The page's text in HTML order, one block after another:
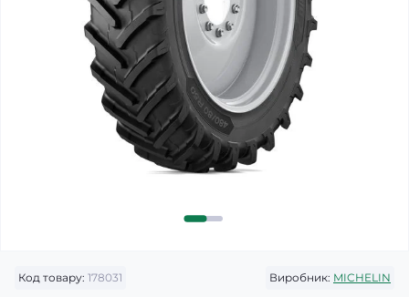
Код товару: 178031 Виробник: MICHELIN